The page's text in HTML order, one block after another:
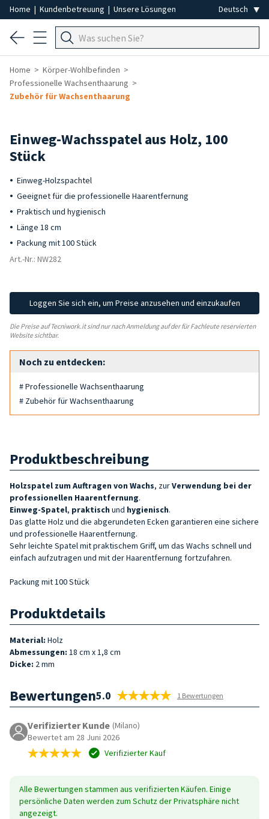
Home | Kundenbetreuung | Unsere Lösungen
Home
Körper-Wohlbefinden
Professionelle Wachsenthaarung
Zubehör für Wachsenthaarung
Einweg-Wachsspatel aus Holz, 100
Stück
Einweg-Holzspachtel
Geeignet für die professionelle Haarentfernung
Praktisch und hygienisch
Länge 18 cm
Packung mit 100 Stück
Art.-Nr.: NW282
Loggen Sie sich ein, um Preise anzusehen und einzukaufen
Die Preise auf Tecniwork.it sind nur nach Anmeldung auf der für Fachleute reservierten
Website sichtbar.
Noch zu entdecken:
# Professionelle Wachsenthaarung
# Zubehör für Wachsenthaarung
Produktbeschreibung
Holzspatel zum Auftragen von Wachs, zurVerwendung bei der
professionellen Haarentfernung.
Einweg-Spatel, praktisch und hygienisch.
Das glatte Holz und die abgerundeten Ecken garantieren eine sichere
und professionelle Haarentfernung.
Sehr leichte Spatel mit praktischem Griff, um das Wachs schnell und
einfach aufzutragen und mit der Haarentfernung fortzufahren.
Packung mit 100 Stück
Produktdetails
Material: Holz
Abmessungen: 18 cm x 1,8 cm
Dicke: 2 mm
Bewertungen5.0 1 Bewertungen
Verifizierter Kunde (Milano)
Bewertet am 28 Juni 2026
Verifizierter Kauf
Alle Bewertungen stammen aus verifizierten Käufen. Einige
persönliche Daten werden zum Schutz der Privatsphäre nicht
angezeigt.